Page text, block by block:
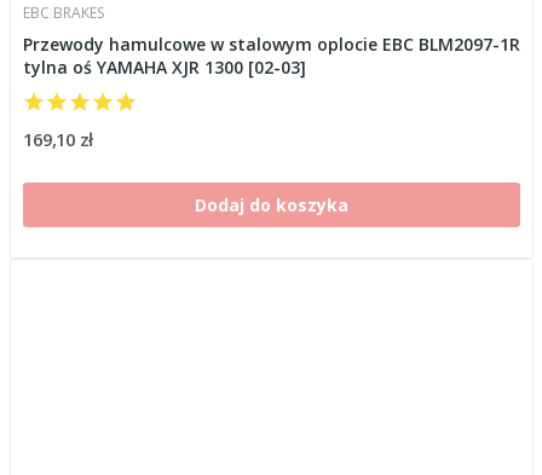
EBC BRAKES
Przewody hamulcowe w stalowym oplocie EBC BLM2097-1R
tylna oś YAMAHA XJR 1300 [02-03]
169,10 zł
Dodaj do koszyka